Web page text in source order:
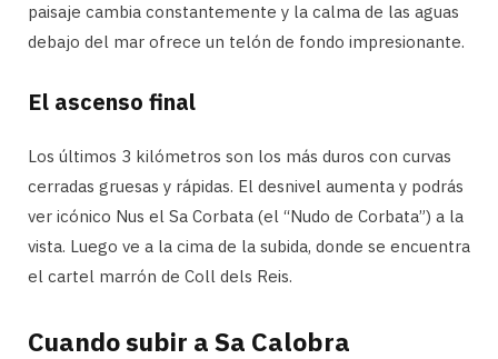
paisaje cambia constantemente y la calma de las aguas
debajo del mar ofrece un telón de fondo impresionante.
El ascenso final
Los últimos 3 kilómetros son los más duros con curvas
cerradas gruesas y rápidas. El desnivel aumenta y podrás
ver icónico Nus el Sa Corbata (el “Nudo de Corbata”) a la
vista. Luego ve a la cima de la subida, donde se encuentra
el cartel marrón de Coll dels Reis.
Cuando subir a Sa Calobra